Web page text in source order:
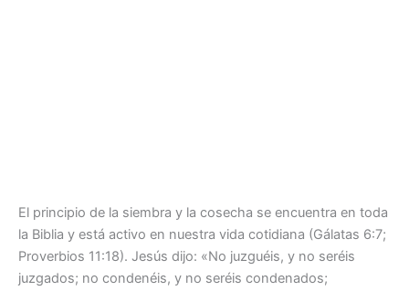
El principio de la siembra y la cosecha se encuentra en toda
la Biblia y está activo en nuestra vida cotidiana (Gálatas 6:7;
Proverbios 11:18). Jesús dijo: «No juzguéis, y no seréis
juzgados; no condenéis, y no seréis condenados;